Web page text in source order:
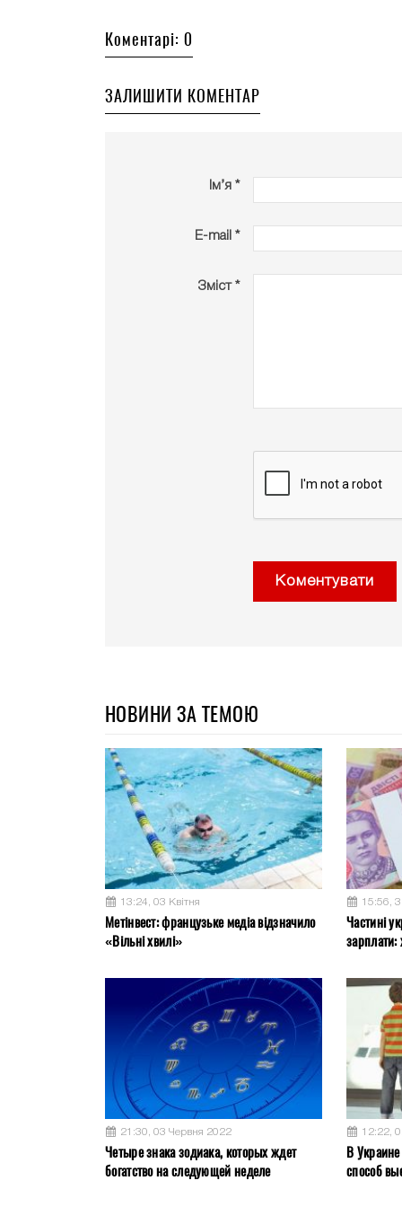
Коментарі: 0
ЗАЛИШИТИ КОМЕНТАР
Ім’я *
E-mail *
Зміст *
Коментувати
НОВИНИ ЗА ТЕМОЮ
13:24, 03 Квітня
Метінвест: французьке медіа відзначило
«Вільні хвилі»
15:56,
Частині
зарплати:
21:30, 03 Червня 2022
Четыре знака зодиака, которых ждет
богатство на следующей неделе
12:22,
В
способ